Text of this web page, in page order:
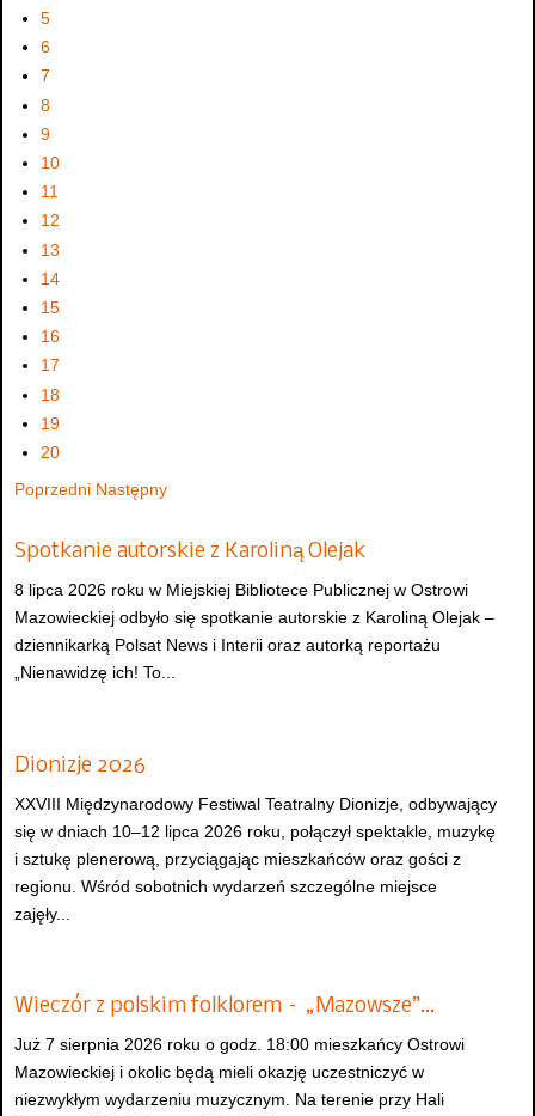
5
6
7
8
9
10
11
12
13
14
15
16
17
18
19
20
Poprzedni Następny
Spotkanie autorskie z Karoliną Olejak
8 lipca 2026 roku w Miejskiej Bibliotece Publicznej w Ostrowi
Mazowieckiej odbyło się spotkanie autorskie z Karoliną Olejak –
dziennikarką Polsat News i Interii oraz autorką reportażu
„Nienawidzę ich! To...
Dionizje 2026
XXVIII Międzynarodowy Festiwal Teatralny Dionizje, odbywający
się w dniach 10–12 lipca 2026 roku, połączył spektakle, muzykę
i sztukę plenerową, przyciągając mieszkańców oraz gości z
regionu. Wśród sobotnich wydarzeń szczególne miejsce
zajęły...
Wieczór z polskim folklorem – „Mazowsze”…
Już 7 sierpnia 2026 roku o godz. 18:00 mieszkańcy Ostrowi
Mazowieckiej i okolic będą mieli okazję uczestniczyć w
niezwykłym wydarzeniu muzycznym. Na terenie przy Hali